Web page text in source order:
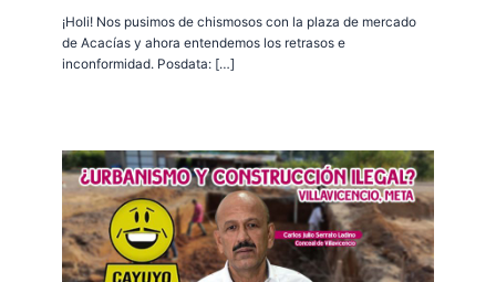
¡Holi! Nos pusimos de chismosos con la plaza de mercado
de Acacías y ahora entendemos los retrasos e
inconformidad. Posdata: […]